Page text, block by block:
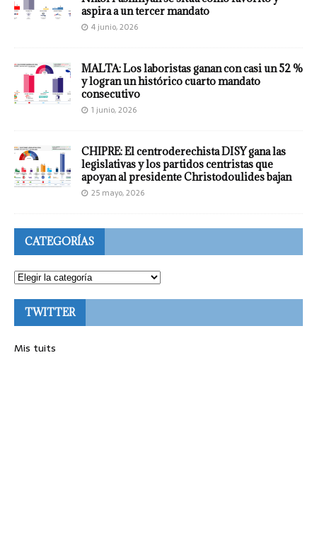
aspira a un tercer mandato
4 junio, 2026
MALTA: Los laboristas ganan con casi un 52 %
y logran un histórico cuarto mandato
consecutivo
1 junio, 2026
CHIPRE: El centroderechista DISY gana las
legislativas y los partidos centristas que
apoyan al presidente Christodoulides bajan
25 mayo, 2026
CATEGORÍAS
TWITTER
Mis tuits